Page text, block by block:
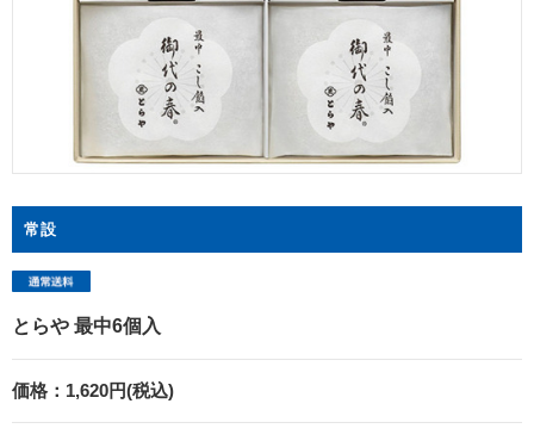
常設
とらや 最中6個入
価格： 1,620円(税込)